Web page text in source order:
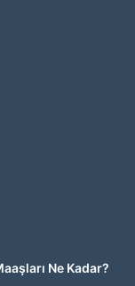
Ne Kadar?